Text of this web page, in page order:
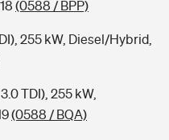
(0588 / BPP)
255 kW, Diesel/Hybrid,
TDI), 255 kW,
(0588 / BQA)